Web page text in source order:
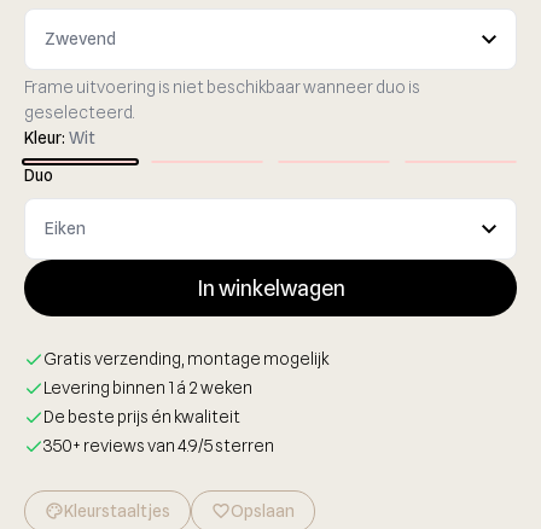
Frame uitvoering is niet beschikbaar wanneer duo is
geselecteerd.
Kleur: Wit
Duo
In winkelwagen
Gratis verzending, montage mogelijk
Levering binnen 1 á 2 weken
De beste prijs én kwaliteit
350+ reviews van 4.9/5 sterren
paletteKleurstaaltjes favorite_borderOpslaan